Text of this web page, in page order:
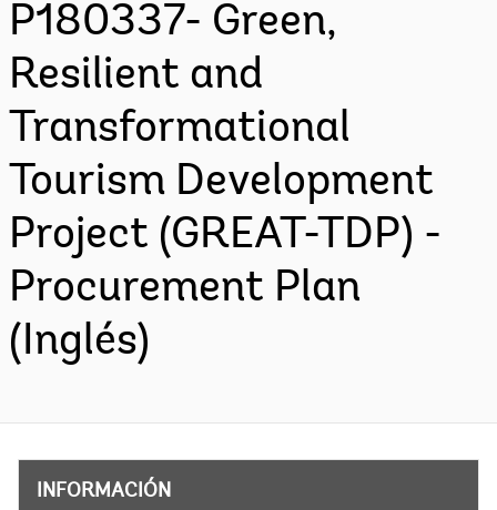
P180337- Green,
Resilient and
Transformational
Tourism Development
Project (GREAT-TDP) -
Procurement Plan
(Inglés)
INFORMACIÓN